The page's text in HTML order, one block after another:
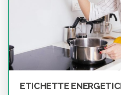
ETICHETTE